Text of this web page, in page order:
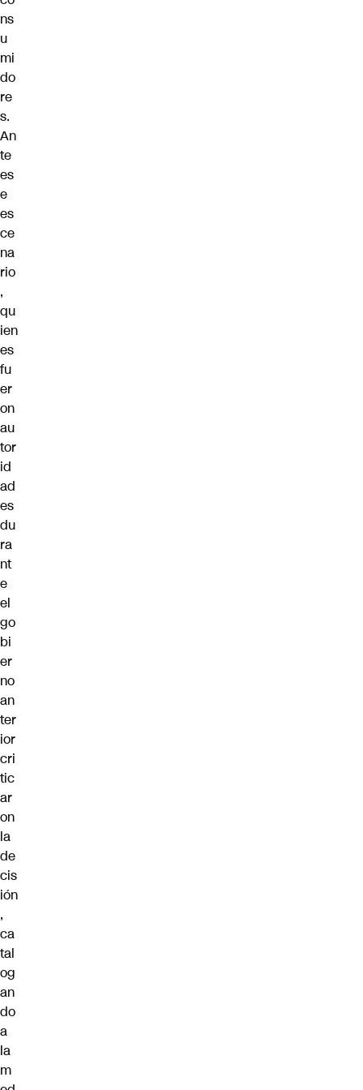
ns
u
mi
do
re
s.
An
te
es
e
es
ce
na
rio
,
qu
ien
es
fu
er
on
au
tor
id
ad
es
du
ra
nt
e
el
go
bi
er
no
an
ter
ior
cri
tic
ar
on
la
de
cis
ión
,
ca
tal
og
an
do
a
la
m